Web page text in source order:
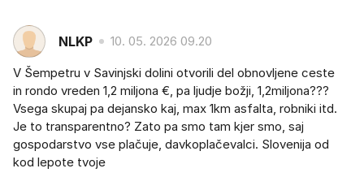
NLKP 10. 05. 2026 09.20
V Šempetru v Savinjski dolini otvorili del obnovljene ceste
in rondo vreden 1,2 miljona €, pa ljudje božji, 1,2miljona???
Vsega skupaj pa dejansko kaj, max 1km asfalta, robniki itd.
Je to transparentno? Zato pa smo tam kjer smo, saj
gospodarstvo vse plačuje, davkoplačevalci. Slovenija od
kod lepote tvoje